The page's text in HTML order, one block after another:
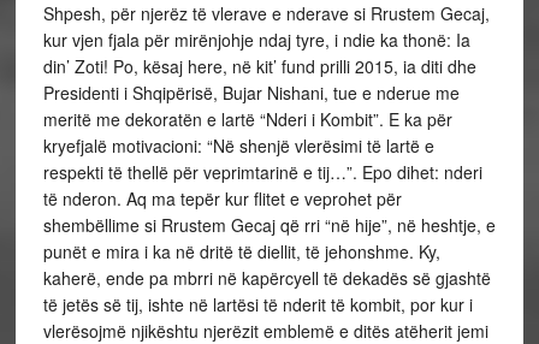
Shpesh, për njerëz të vlerave e nderave si Rrustem Gecaj,
kur vjen fjala për mirënjohje ndaj tyre, i ndie ka thonë: Ia
din’ Zoti! Po, kësaj here, në kit’ fund prilli 2015, ia diti dhe
Presidenti i Shqipërisë, Bujar Nishani, tue e nderue me
meritë me dekoratën e lartë “Nderi i Kombit”. E ka për
kryefjalë motivacioni: “Në shenjë vlerësimi të lartë e
respekti të thellë për veprimtarinë e tij…”. Epo dihet: nderi
të nderon. Aq ma tepër kur flitet e veprohet për
shembëllime si Rrustem Gecaj që rri “në hije”, në heshtje, e
punët e mira i ka në dritë të diellit, të jehonshme. Ky,
kaherë, ende pa mbrri në kapërcyell të dekadës së gjashtë
të jetës së tij, ishte në lartësi të nderit të kombit, por kur i
vlerësojmë njikështu njerëzit emblemë e ditës atëherit jemi